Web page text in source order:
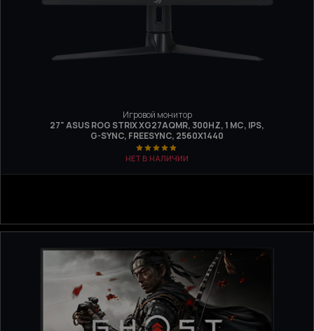
Игровой монитор
27" ASUS ROG STRIX XG27AQMR, 300HZ, 1 МС, IPS,
G-SYNC, FREESYNC, 2560Х1440
НЕТ В НАЛИЧИИ